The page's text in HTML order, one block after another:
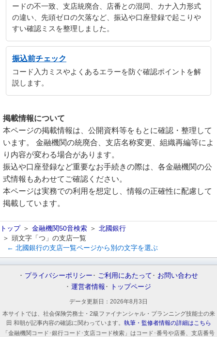
ードの不一致、支店統廃合、店番との混同、カナ入力形式
の違い、先頭ゼロの欠落など、振込や口座登録で起こりや
すい確認ミスを整理しました。
振込前チェック
コード入力ミスやよくあるエラーを防ぐ確認ポイントを解
説します。
掲載情報について
本ページの掲載情報は、公開資料等をもとに確認・整理して
います。 金融機関の統廃合、支店名称変更、組織再編等によ
り内容が変わる場合があります。
振込や口座登録など重要なお手続きの際は、各金融機関の公
式情報もあわせてご確認ください。
本ページは実務での利用を想定し、情報の正確性に配慮して
掲載しています。
トップ 金融機関50音検索
北國銀行
頭文字「つ」の支店一覧
← 北國銀行の支店一覧ページから別の文字を選ぶ
プライバシーポリシー ご利用にあたって
お問い合わせ
運営者情報
トップページ
データ更新日： 2026年8月3日
本サイトでは、社会保険労務士・2級ファイナンシャル・プランニング技能士の来
田 和朝が記事内容の確認に関わっています。 執筆・監修者情報の詳細はこちら
「金融機関コード･銀行コード･支店コード検索」はコード･番号や店番、支店番号